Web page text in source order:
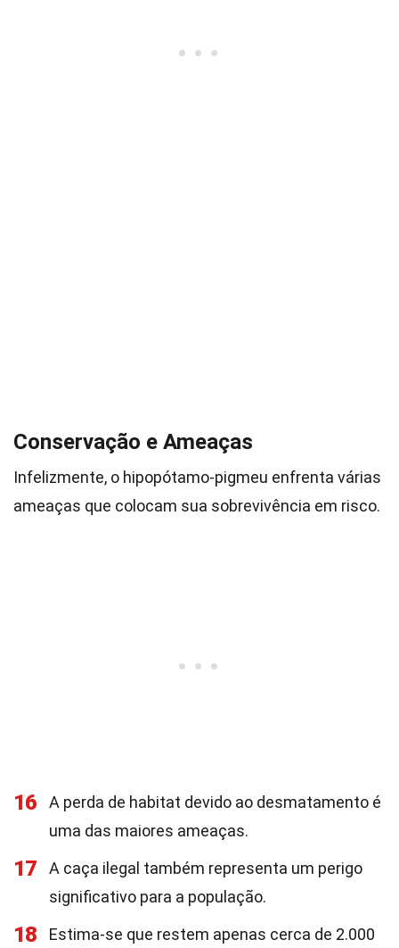
Conservação e Ameaças
Infelizmente, o hipopótamo-pigmeu enfrenta várias
ameaças que colocam sua sobrevivência em risco.
16
A perda de habitat devido ao desmatamento é
uma das maiores ameaças.
17
A caça ilegal também representa um perigo
significativo para a população.
18
Estima-se que restem apenas cerca de 2.000